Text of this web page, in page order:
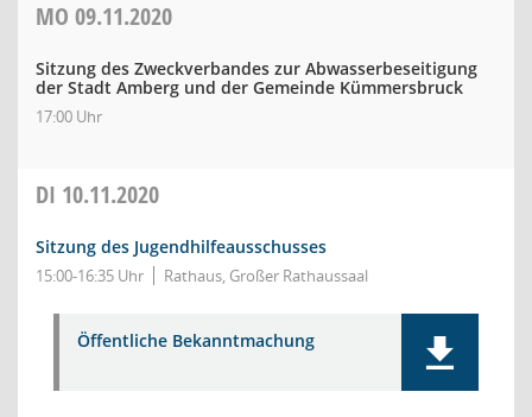
MO 09.11.2020
Sitzung des Zweckverbandes zur Abwasserbeseitigung
der Stadt Amberg und der Gemeinde Kümmersbruck
17:00 Uhr
DI 10.11.2020
Sitzung des Jugendhilfeausschusses
15:00-16:35 Uhr Rathaus, Großer Rathaussaal
Öffentliche Bekanntmachung